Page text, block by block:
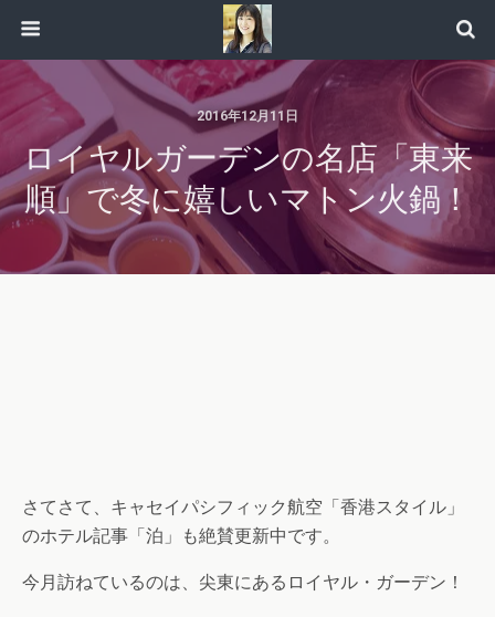
2016年12月11日
ロイヤルガーデンの名店「東来
順」で冬に嬉しいマトン火鍋！
さてさて、キャセイパシフィック航空「香港スタイル」
のホテル記事「泊」も絶賛更新中です。
今月訪ねているのは、尖東にあるロイヤル・ガーデン！